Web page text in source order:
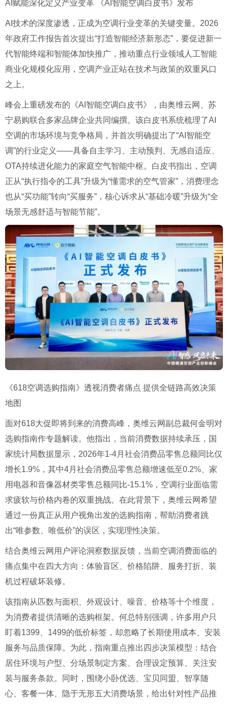
AI赋能深化定义产业变革 《AI智能空调白皮书》发布
AI技术的深度渗透，正成为空调行业变革的关键变量。2026
年政府工作报告首次提出“打造智能经济新形态”，要促进新一
代智能终端和智能体加快推广，推动重点行业领域人工智能
商业化规模化应用，空调产业正站在技术与政策的双重风口
之上。
峰会上重磅发布的《AI智能空调白皮书》，由奥维云网、苏
宁易购联合多家品牌企业共同编撰。该白皮书系统梳理了AI
空调的市场环境与竞争格局，并首次明确提出了“AI智能空
调”的行业定义——具备自主学习、主动预判、无感自适应、
OTA持续进化能力的家庭空气智能中枢。白皮书指出，空调
正从“执行指令的工具”升级为“懂需求的空气管家”，消费理念
也从“买功能”转向“买服务”，核心诉求从“基础冷暖”升级为“全
场景无感舒适与智能节能”。
《618空调选购指南》透视消费者痛点 提供全链路高效决策
地图
面对618大促即将到来的消费高峰，奥维云网副总裁何金明对
选购指南作专题解读。他指出，当前消费数据持续承压，国
家统计局数据显示，2026年1-4月社会消费品零售总额同比仅
增长1.9%，其中4月社会消费品零售总额增速低至0.2%、家
用电器和音像器材类零售总额同比-15.1%，空调行业面临需
求疲软与价格内卷的双重挑战。在此背景下，奥维云网希望
通过一份真正从用户视角出发的选购指南，帮助消费者跳
出“唯参数、唯低价”的误区，实现理性决策。
结合奥维云网用户评论洞察数据反馈，当前空调消费面临的
痛点集中在四大方向：体验盲区、价格陷阱、服务打折、装
机过程破坏装修。
该指南从匹数与面积、外观设计、噪音、价格等十个维度，
为消费者提供清晰的选购框架。何总特别强调，许多用户只
盯着1399、1499的低价标签，却忽略了长期使用成本、安装
服务与品质保障。为此，指南重点推出四步决策模型：结合
居住环境与户型、分场景制定方案、合理设定预算、关注安
装与服务条款。同时，围绕小卧优选、宝贝同盟、智享随
心、客餐一体、隐于无形五大消费场景，给出针对性产品推